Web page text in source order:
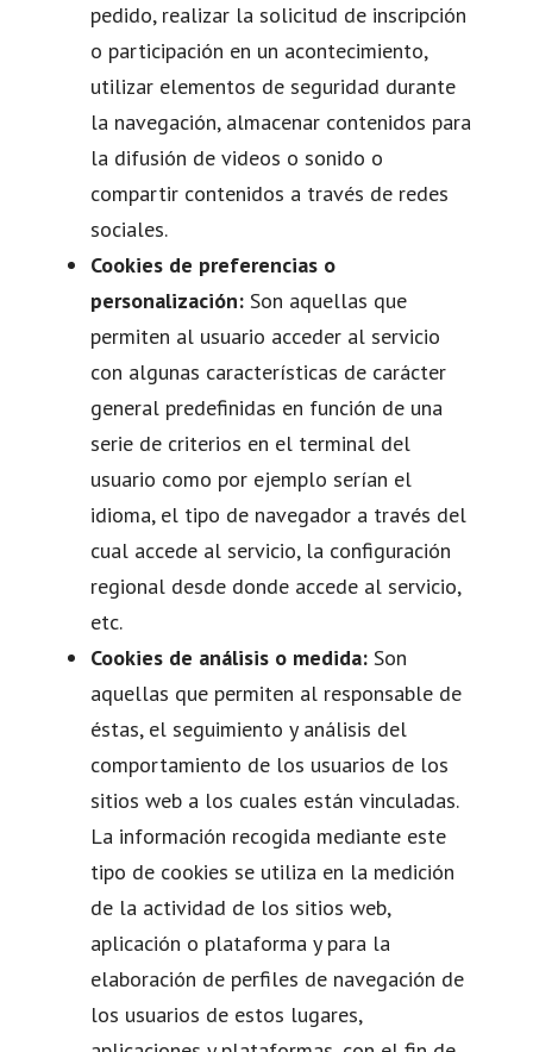
pedido, realizar la solicitud de inscripción
o participación en un acontecimiento,
utilizar elementos de seguridad durante
la navegación, almacenar contenidos para
la difusión de videos o sonido o
compartir contenidos a través de redes
sociales.
Cookies de preferencias o
personalización: Son aquellas que
permiten al usuario acceder al servicio
con algunas características de carácter
general predefinidas en función de una
serie de criterios en el terminal del
usuario como por ejemplo serían el
idioma, el tipo de navegador a través del
cual accede al servicio, la configuración
regional desde donde accede al servicio,
etc.
Cookies de análisis o medida: Son
aquellas que permiten al responsable de
éstas, el seguimiento y análisis del
comportamiento de los usuarios de los
sitios web a los cuales están vinculadas.
La información recogida mediante este
tipo de cookies se utiliza en la medición
de la actividad de los sitios web,
aplicación o plataforma y para la
elaboración de perfiles de navegación de
los usuarios de estos lugares,